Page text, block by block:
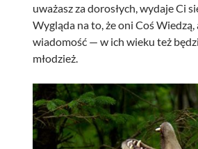
uważasz za dorosłych, wydaje Ci
Wygląda na to, że oni Coś
wiadomość — w ich wieku też
młodzież.